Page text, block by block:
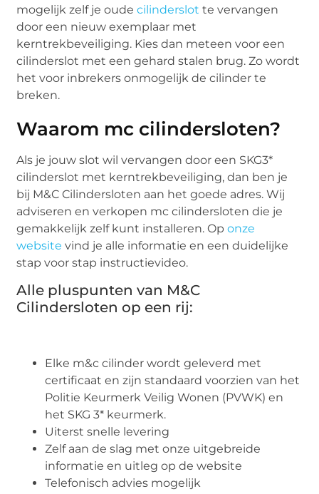
mogelijk zelf je oudecilinderslotte vervangen
door een nieuw exemplaar met
kerntrekbeveiliging. Kies dan meteen voor een
cilinderslot met een gehard stalen brug. Zo wordt
het voor inbrekers onmogelijk de cilinder te
breken.
Waarom mc cilindersloten?
Als je jouw slot wil vervangen door een SKG3*
cilinderslot met kerntrekbeveiliging, dan ben je
bij M&C Cilindersloten aan het goede adres. Wij
adviseren en verkopen mc cilindersloten die je
gemakkelijk zelf kunt installeren. Oponze
website vind je alle informatie en een duidelijke
stap voor stap instructievideo.
Alle pluspunten van M&C
Cilindersloten op een rij:
Elke m&c cilinder wordt geleverd met
certificaat en zijn standaard voorzien van het
Politie Keurmerk Veilig Wonen (PVWK) en
het SKG 3* keurmerk.
Uiterst snelle levering
Zelf aan de slag met onze uitgebreide
informatie en uitleg op de website
Telefonisch advies mogelijk